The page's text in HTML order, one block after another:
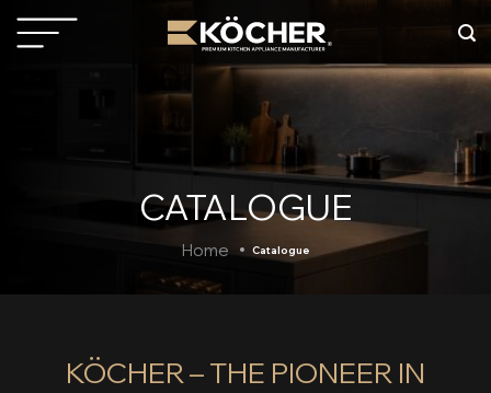
Skip
to
CATALOGUE
Home Catalogue
KÖCHER – THE PIONEER IN